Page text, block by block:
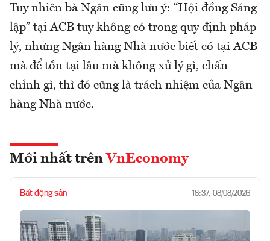
Tuy nhiên bà Ngân cũng lưu ý: “Hội đồng Sáng
lập” tại ACB tuy không có trong quy định pháp
lý, nhưng Ngân hàng Nhà nước biết có tại ACB
mà để tồn tại lâu mà không xử lý gì, chấn
chỉnh gì, thì đó cũng là trách nhiệm của Ngân
hàng Nhà nước.
Mới nhất trên VnEconomy
Bất động sản 18:37, 08/08/2026